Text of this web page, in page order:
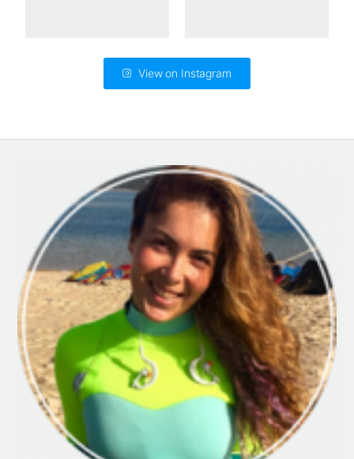
View on Instagram